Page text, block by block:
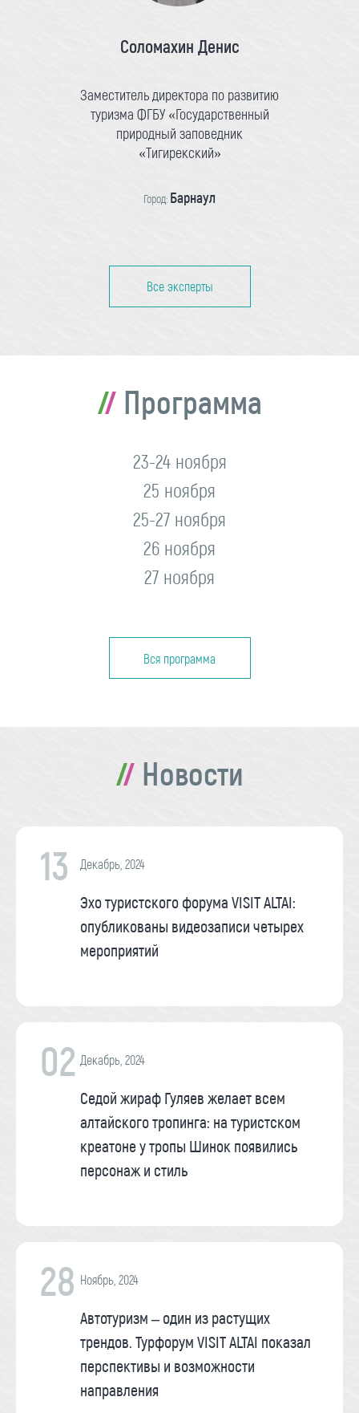
Соломахин Денис
Заместитель директора по развитию
туризма ФГБУ «Государственный
природный заповедник
«Тигирекский»
Город: Барнаул
Все эксперты
Программа
23-24 ноября
25 ноября
25-27 ноября
26 ноября
27 ноября
Вся программа
Новости
13 Декабрь, 2024
Эхо туристского форума VISIT ALTAI:
опубликованы видеозаписи четырех
мероприятий
02 Декабрь, 2024
Седой жираф Гуляев желает всем
алтайского тропинга: на туристском
креатоне у тропы Шинок появились
персонаж и стиль
28 Ноябрь, 2024
Автотуризм – один из растущих
трендов. Турфорум VISIT ALTAI показал
перспективы и возможности
направления